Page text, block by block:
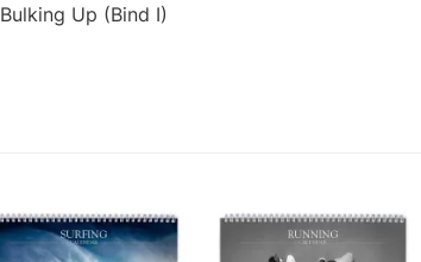
Bulking Up (Bind I)